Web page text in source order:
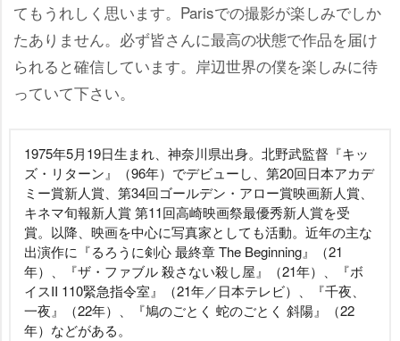
てもうれしく思います。Parisでの撮影が楽しみでしか
たありません。必ず皆さんに最高の状態で作品を届け
られると確信しています。岸辺世界の僕を楽しみに待
っていて下さい。
1975年5月19日生まれ、神奈川県出身。北野武監督『キッ
ズ・リターン』（96年）でデビューし、第20回日本アカデ
ミー賞新人賞、第34回ゴールデン・アロー賞映画新人賞、
キネマ旬報新人賞 第11回高崎映画祭最優秀新人賞を受
賞。以降、映画を中心に写真家としても活動。近年の主な
出演作に『るろうに剣心 最終章 The Beginning』（21
年）、『ザ・ファブル 殺さない殺し屋』（21年）、『ボ
イスII 110緊急指令室』（21年／日本テレビ）、『千夜、
一夜』（22年）、『鳩のごとく 蛇のごとく 斜陽』（22
年）などがある。